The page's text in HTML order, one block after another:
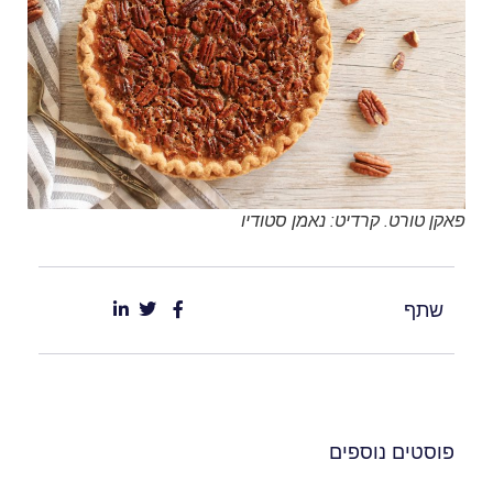
פאקן טורט. קרדיט: נאמן סטודיו
שתף
פוסטים נוספים